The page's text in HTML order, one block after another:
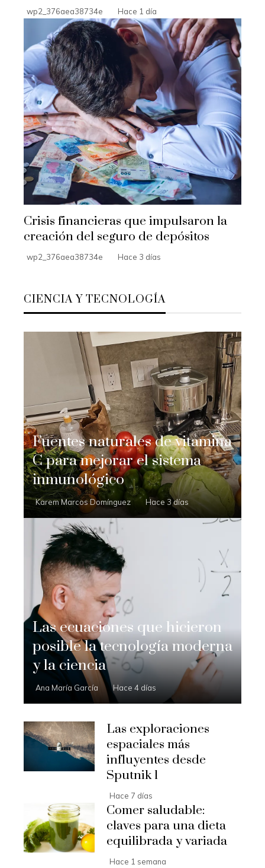
wp2_376aea38734e Hace 1 día
Crisis financieras que impulsaron la
creación del seguro de depósitos
wp2_376aea38734e Hace 3 días
CIENCIA Y TECNOLOGÍA
Fuentes naturales de vitamina
C para mejorar el sistema
inmunológico
Karem Marcos Domínguez Hace 3 días
Las ecuaciones que hicieron
posible la tecnología moderna
y la ciencia
Ana María García Hace 4 días
Las exploraciones
espaciales más
influyentes desde
Sputnik 1
Hace 7 días
Comer saludable:
claves para una dieta
equilibrada y variada
Hace 1 semana